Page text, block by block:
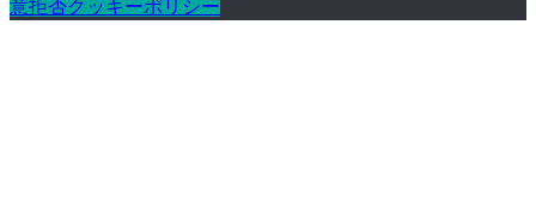
意拒否クッキーポリシー